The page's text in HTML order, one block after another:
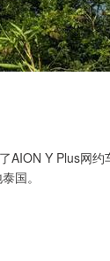
AION Y Plus网
国。